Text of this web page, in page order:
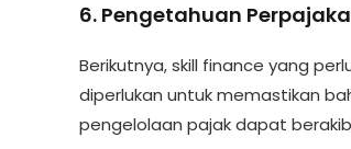
6. Pengetahuan
Berikutnya, skill finance yang
diperlukan untuk memastikan
pengelolaan pajak dapat